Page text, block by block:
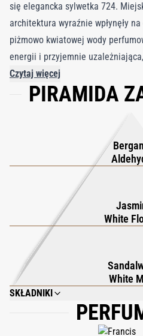
się elegancka sylwetka 724.
architektura wyraźnie wpłynęły
piżmowo kwiatowej wody
energii i przyjemnie
rytm miasta. W nutach głowy
akord. To wrażenie czystej,
W sercu zapachu rozwija się
zbudowanego wokół absolutu
pachnącego i jaśminowca. W
ustępuje otulającemu i kojącemu
drzewa sandałowego i białego
Czytaj więcej
PIRAMIDA
White
White
SKŁADNIKI
ALCOHOL; PARFUM (FRAGRANCE);
SALICYLATE; CITRONELLOL;
BUTYL